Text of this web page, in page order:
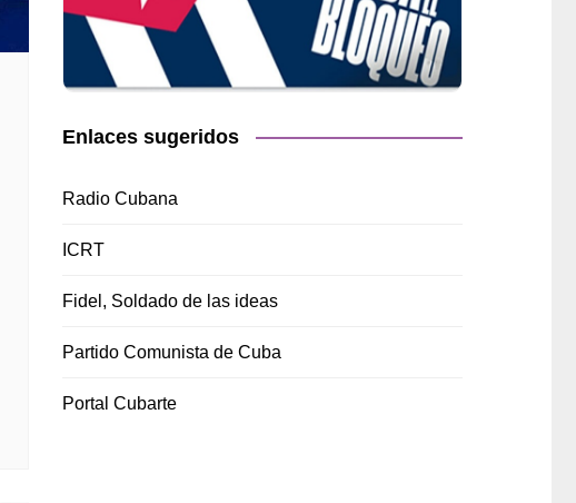
Enlaces sugeridos
Radio Cubana
ICRT
Fidel, Soldado de las ideas
Partido Comunista de Cuba
Portal Cubarte